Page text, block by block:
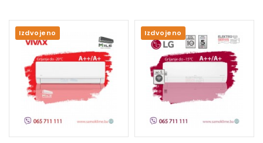
Izdvojeno Izdvojeno